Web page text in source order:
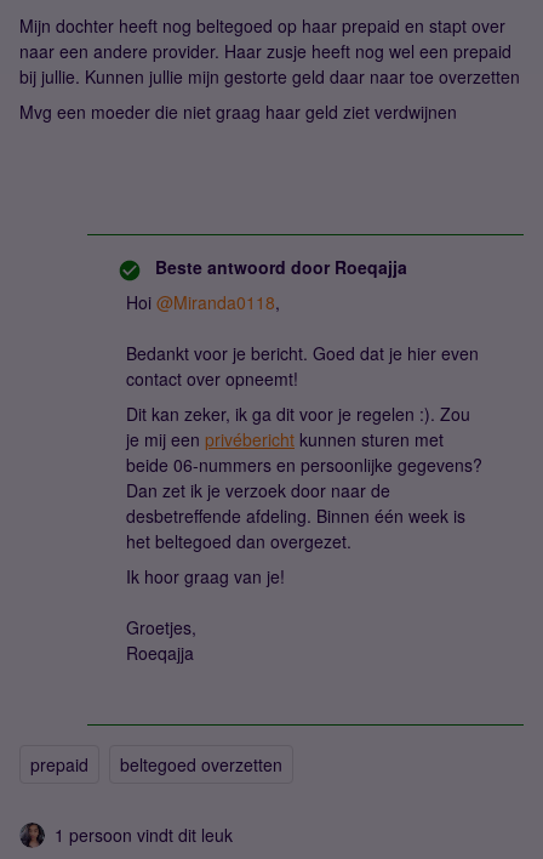
Mijn dochter heeft nog beltegoed op haar prepaid en stapt over
naar een andere provider. Haar zusje heeft nog wel een prepaid
bij jullie. Kunnen jullie mijn gestorte geld daar naar toe overzetten
Mvg een moeder die niet graag haar geld ziet verdwijnen
Beste antwoord door Roeqajja
Hoi @Miranda0118,
Bedankt voor je bericht. Goed dat je hier even
contact over opneemt!
Dit kan zeker, ik ga dit voor je regelen :). Zou
je mij een privébericht kunnen sturen met
beide 06-nummers en persoonlijke gegevens?
Dan zet ik je verzoek door naar de
desbetreffende afdeling. Binnen één week is
het beltegoed dan overgezet.
Ik hoor graag van je!
Groetjes,
Roeqajja
prepaid beltegoed overzetten
1 persoon vindt dit leuk